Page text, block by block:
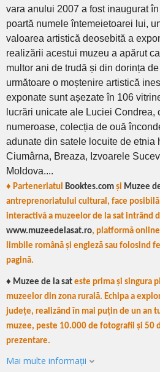
vara anului 2007 a fost inaugurat
poartă numele întemeietoarei lui,
valoarea artistică deosebită a
realizării acestui muzeu a apărut
multor ani de trudă și din dorința
următoare o moștenire artistică
exponate sunt așezate în 106
lucrări unicate ale Luciei Condrea,
numeroase, colecția de ouă
adunate din satele locuite de etnia
Ciumârna, Breaza, Izvoarele
Moldova....
♦ Parteneriatul Booktes.com și Muzee
antreprenoriatului cultural, face
interactivă a muzeelor de la sat intrând
www.muzeedelasat.ro, platformă
limbile română și engleză sau folosind
pagină.
♦ Muzee de la sat este prima și singura
muzeelor din zona rurală. Echipa a
județe, realizând în mai puțin de un an
muzee, peste 10.000 de fotografii și 50
prezentare.
Mai multe informații